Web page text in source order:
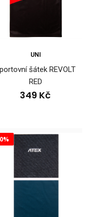
modrý
UNI
šátek REVOLT
RED
349 Kč